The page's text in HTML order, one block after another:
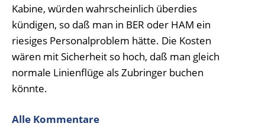
Kabine, würden wahrscheinlich überdies
kündigen, so daß man in BER oder HAM ein
riesiges Personalproblem hätte. Die Kosten
wären mit Sicherheit so hoch, daß man gleich
normale Linienflüge als Zubringer buchen
könnte.
Alle Kommentare